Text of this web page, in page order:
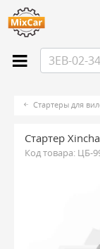
Стартеры для
Стартер
Код товара: ЦБ-